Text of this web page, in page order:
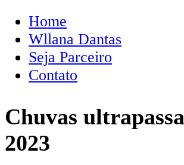
Home
Wllana Dantas
Seja Parceiro
Contato
Chuvas
2023